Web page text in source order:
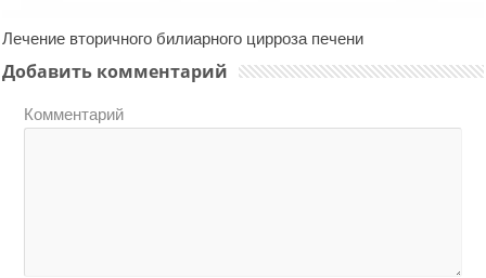
Лечение вторичного билиарного цирроза печени
Добавить комментарий
Комментарий